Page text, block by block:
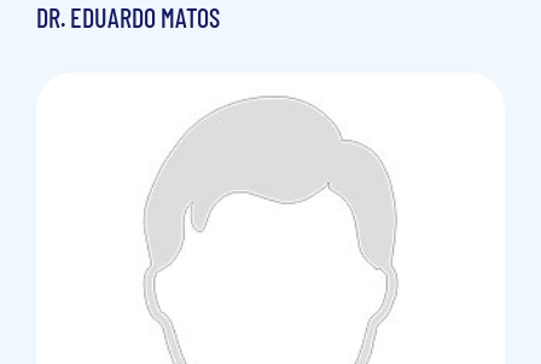
DR. EDUARDO MATOS